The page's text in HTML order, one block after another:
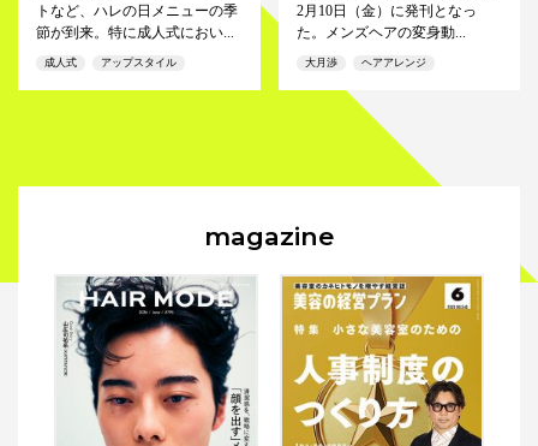
トなど、ハレの日メニューの季
節が到来。特に成人式におい...
成人式 アップスタイル
2月10日（金）に発刊となっ
た。メンズヘアの変身動...
大月渉 ヘアアレンジ
magazine